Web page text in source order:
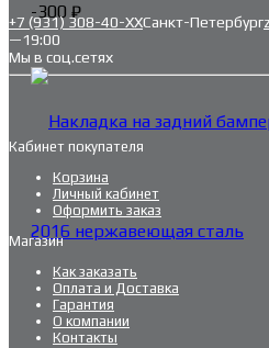
-300 ₽
+7 (931) 308-40-ХХСанкт-Петербург
—19:00
Мы в соц.сетях
Кабинет покупателя
Корзина
Личный кабинет
Оформить заказ
Магазин
Как заказать
Оплата и Доставка
Гарантия
О компании
Контакты